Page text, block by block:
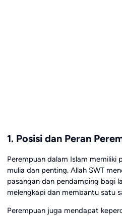
1. Posisi dan Peran
Perempuan dalam Islam memiliki
mulia dan penting. Allah SWT
pasangan dan pendamping bagi
melengkapi dan membantu satu
Perempuan juga mendapat